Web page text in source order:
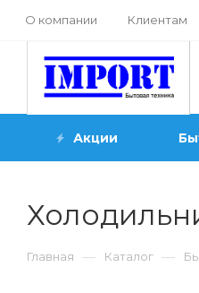
О компании Клиентам
Акции
Главная — Каталог —